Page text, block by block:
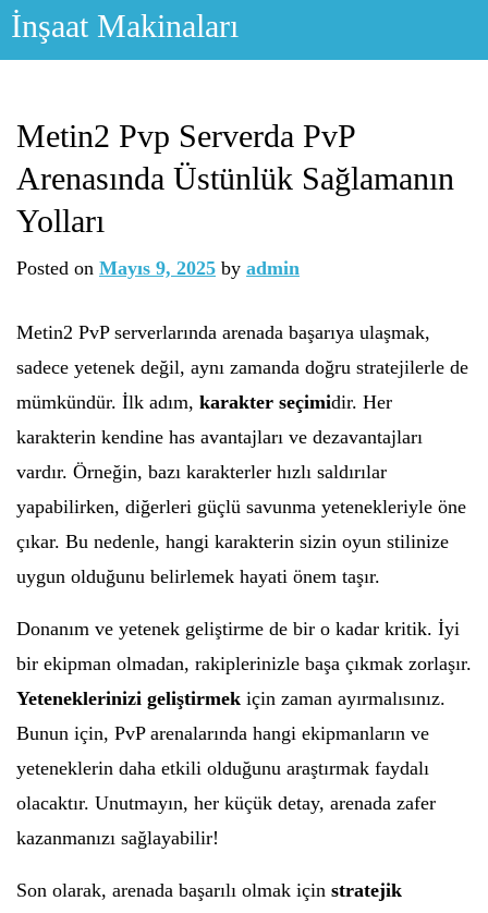
Skip
İnşaat Makinaları
Metin2 Pvp Serverda PvP
Arenasında Üstünlük Sağlamanın
Yolları
Posted on Mayıs 9, 2025 by admin
Metin2 PvP serverlarında arenada başarıya ulaşmak,
sadece yetenek değil, aynı zamanda doğru stratejilerle de
mümkündür. İlk adım, karakter seçimidir. Her
karakterin kendine has avantajları ve dezavantajları
vardır. Örneğin, bazı karakterler hızlı saldırılar
yapabilirken, diğerleri güçlü savunma yetenekleriyle öne
çıkar. Bu nedenle, hangi karakterin sizin oyun stilinize
uygun olduğunu belirlemek hayati önem taşır.
Donanım ve yetenek geliştirme de bir o kadar kritik. İyi
bir ekipman olmadan, rakiplerinizle başa çıkmak zorlaşır.
Yeteneklerinizi geliştirmek için zaman ayırmalısınız.
Bunun için, PvP arenalarında hangi ekipmanların ve
yeteneklerin daha etkili olduğunu araştırmak faydalı
olacaktır. Unutmayın, her küçük detay, arenada zafer
kazanmanızı sağlayabilir!
Son olarak, arenada başarılı olmak için stratejik